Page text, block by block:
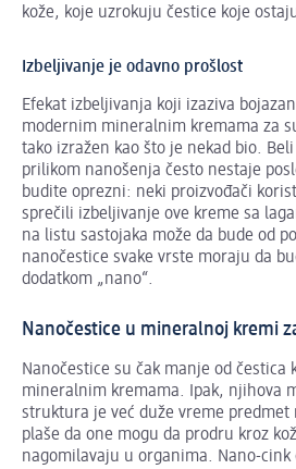
kože, koje uzrokuju čestice koje
Izbeljivanje je odavno prošlost
Efekat izbeljivanja koji izaziva
modernim mineralnim kremama za
tako izražen kao što je nekad bio.
prilikom nanošenja često nestaje
budite oprezni: neki proizvođači
sprečili izbeljivanje ove kreme sa
na listu sastojaka može da bude od
nanočestice svake vrste moraju da
dodatkom „nano“.
Nanočestice u mineralnoj kremi
Nanočestice su čak manje od čestica
mineralnim kremama. Ipak, njihova
struktura je već duže vreme predmet
plaše da one mogu da prodru kroz
nagomilavaju u organima. Nano-